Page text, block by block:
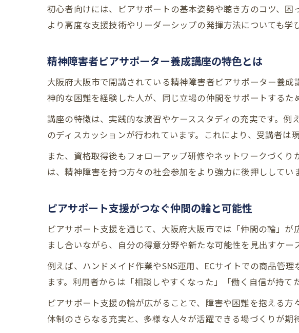
オンラ
障害者
オンラ
初心者向けには、ピアサポートの基本姿勢や聴き方のコツ、困
より高度な支援技術やリーダーシップの発揮方法についても学
精神障害者ピアサポーター養成講座の特色とは
大阪府大阪市で開講されている精神障害者ピアサポーター養
神的な困難を経験した人が、同じ立場の仲間をサポートするた
講座の特徴は、実践的な演習やケーススタディの充実です。
のディスカッションが行われています。これにより、受講者は
また、資格取得後もフォローアップ研修やネットワークづく
は、精神障害を持つ方々の社会参加をより強力に後押ししてい
ピアサポート支援がつなぐ仲間の輪と可能性
ピアサポート支援を通じて、大阪府大阪市では「仲間の輪」
まし合いながら、自分の得意分野や新たな可能性を見出すケー
例えば、ハンドメイド作業やSNS運用、ECサイトでの商品管
ます。利用者からは「相談しやすくなった」「働く自信が持て
ピアサポート支援の輪が広がることで、障害や困難を抱える
体制のさらなる充実と、多様な人々が活躍できる場づくりが期